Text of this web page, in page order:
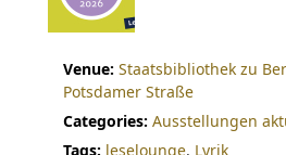
Venue: Staatsbibliothek zu
Potsdamer Straße
Categories: Ausstellungen
Tags: leselounge, Lyrik